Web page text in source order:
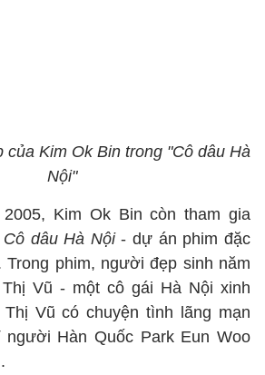
của Kim Ok Bin trong "Cô dâu Hà
Nội"
Kim Ok Bin còn tham gia
Cô dâu Hà Nội- dự án phim đặc
Trong phim, người đẹp sinh năm
Vũ - một cô gái Hà Nội xinh
Vũ có chuyện tình lãng mạn
Hàn Quốc Park Eun Woo